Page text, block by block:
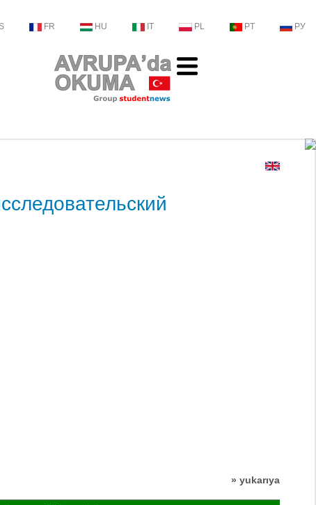
FR HU IT PL PT РУ
» yukarıya